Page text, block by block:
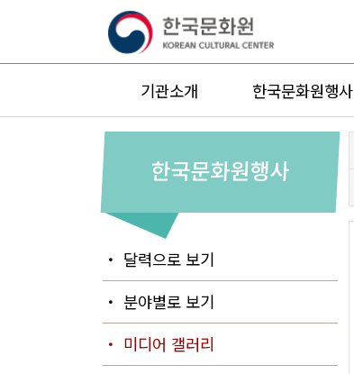
기관소개 한국문화원행사
한국문화원행사
・ 달력으로 보기
・ 분야별로 보기
・ 미디어 갤러리